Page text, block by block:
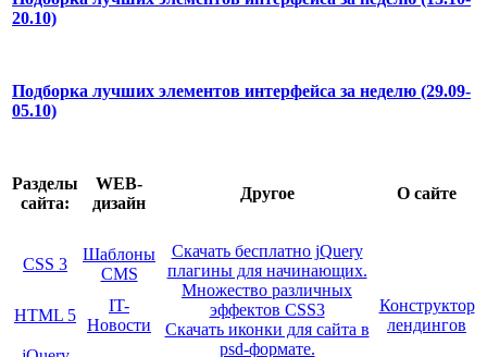
20.10)
Подборка лучших элементов интерфейса за неделю (29.09-
05.10)
Разделы
сайта:
WEB-
дизайн
Другое О сайте
CSS 3
Шаблоны
CMS
Скачать бесплатно jQuery
плагины для начинающих.
Множество различных
эффектов CSS3
Скачать иконки для сайта в
psd-формате.
HTML 5
IT-
Новости
Конструктор
лендингов